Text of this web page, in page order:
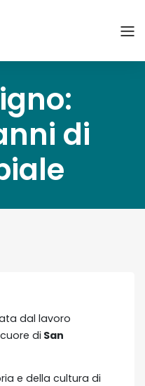
di
dal lavoro
di San
e della cultura di